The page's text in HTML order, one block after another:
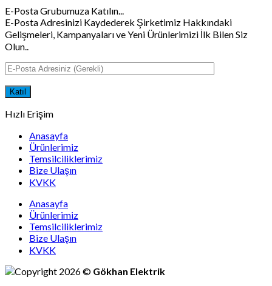
E-Posta Grubumuza Katılın...
E-Posta Adresinizi Kaydederek Şirketimiz Hakkındaki
Gelişmeleri, Kampanyaları ve Yeni Ürünlerimizi İlk Bilen Siz
Olun..
Hızlı Erişim
Anasayfa
Ürünlerimiz
Temsilciliklerimiz
Bize Ulaşın
KVKK
Anasayfa
Ürünlerimiz
Temsilciliklerimiz
Bize Ulaşın
KVKK
Copyright 2026 © Gökhan Elektrik